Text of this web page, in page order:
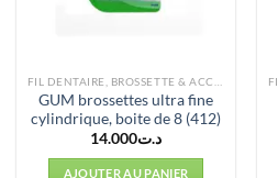
GUM brossettes ultra fine
cylindrique, boite de 8 (412)
د.ت14.000
AJOUTER AU PANIER